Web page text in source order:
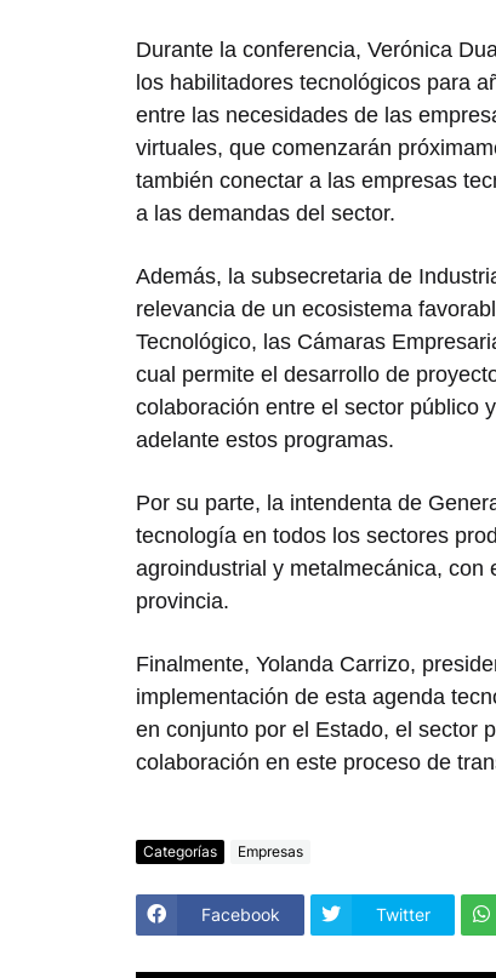
Durante la conferencia, Verónica
los habilitadores tecnológicos para
entre las necesidades de las
virtuales, que comenzarán
también conectar a las empresas
a las demandas del sector.
Además, la subsecretaria de
relevancia de un ecosistema
Tecnológico, las Cámaras
cual permite el desarrollo de
colaboración entre el sector público
adelante estos programas.
Por su parte, la intendenta de
tecnología en todos los sectores
agroindustrial y metalmecánica,
provincia.
Finalmente, Yolanda Carrizo,
implementación de esta agenda
en conjunto por el Estado, el sector
colaboración en este proceso de
Categorías Empresas
Facebook Twitter